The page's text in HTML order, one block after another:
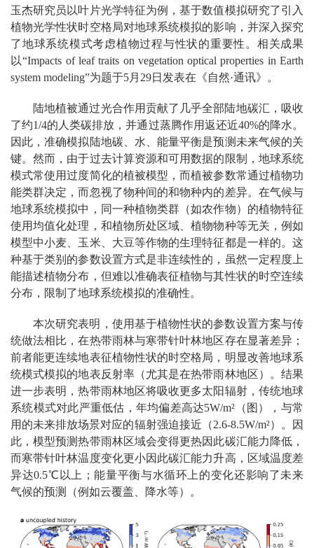
玉杰研究员以叶片光学特征为例，基于数值模拟研究了引入
植物光学性状时空格局对地球系统模拟的影响，并深入探究
了地球系统模式考虑植物过程与性状的重要性。相关成果
以“Impacts of leaf traits on vegetation optical properties in Earth
system modeling”为题于5月29日发表在《自然·通讯》。
陆地植被通过光合作用贡献了几乎全部陆地碳汇，吸收
了约1/4的人类碳排放，并通过蒸腾作用返还近40%的降水。
因此，准确模拟陆地碳、水、能量平衡是预测未来气候的关
键。然而，由于过去计算资源和可用数据的限制，地球系统
模式常使用过度简化的植被模型，而植被参数常通过植物功
能类群决定，而忽视了物种间的和物种内的差异。在气候与
地球系统模拟中，同一种植物类群（如农作物）的植物特征
使用均值化处理，和植物所处区域、植物物种等无关，例如
模型中小麦、玉米、大豆等作物的生理特征都是一样的。这
种基于类别的参数设置方式是非连续性的，虽然一定程度上
能描述植物分布，但难以准确表征植物与其性状的时空连续
分布，限制了地球系统模拟的准确性。
本次研究表明，使用基于植物性状的参数设置方案与传
统做法相比，在热带雨林与寒带针叶林地区存在显著差异；
前者能更连续地表征植物性状的时空格局，明显改善地球系
统模式模拟的地表反射率（尤其是在热带雨林地区）。结果
进一步表明，热带雨林地区将吸收更多太阳辐射，传统地球
系统模式对此严重低估，年均偏差高达5W/m²（图），与常
用的未来排放场景对应的辐射强迫接近（2.6-8.5W/m²）。因
此，模型预测热带雨林区域会变得更热因此碳汇能力降低，
而寒带针叶林温度变化更小因此碳汇能力升高，区域温度差
异达0.5℃以上；能量平衡与水循环上的变化还影响了未来
气候的预测（例如云覆盖、降水等）。